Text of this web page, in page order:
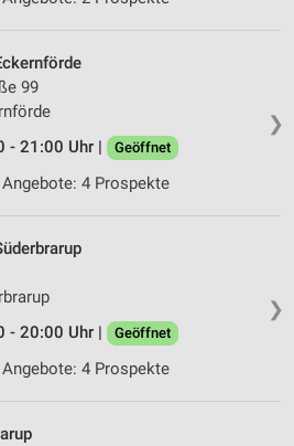
❯
99
- 21:00 Uhr |
Geöffnet
Angebote: 4 Prospekte
❯
- 20:00 Uhr |
Geöffnet
Angebote: 4 Prospekte